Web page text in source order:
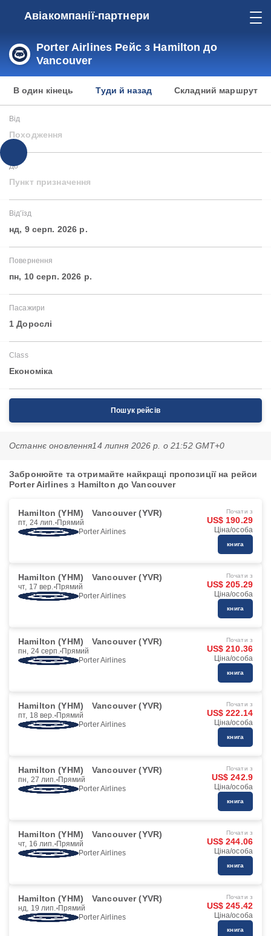
Авіакомпанії-партнери
Porter Airlines Рейс з Hamilton до
Vancouver
В один кінець Туди й назад Складний маршрут
Від
Походження
До
Пункт призначення
Від'їзд
нд, 9 серп. 2026 р.
Повернення
пн, 10 серп. 2026 р.
Пасажири
1 Дорослі
Class
Економіка
Пошук рейсів
Останнє оновлення14 липня 2026 р. о 21:52 GMT+0
Забронюйте та отримайте найкращі пропозиції на рейси
Porter Airlines з Hamilton до Vancouver
Hamilton (YHM) Vancouver (YVR)
пт, 24 лип. Прямий
Porter Airlines
Почати з
US$ 190.29
Ціна/особа
книга
Hamilton (YHM) Vancouver (YVR)
чт, 17 вер. Прямий
Porter Airlines
Почати з
US$ 205.29
Ціна/особа
книга
Hamilton (YHM) Vancouver (YVR)
пн, 24 серп. Прямий
Porter Airlines
Почати з
US$ 210.36
Ціна/особа
книга
Hamilton (YHM) Vancouver (YVR)
пт, 18 вер. Прямий
Porter Airlines
Почати з
US$ 222.14
Ціна/особа
книга
Hamilton (YHM) Vancouver (YVR)
пн, 27 лип. Прямий
Porter Airlines
Почати з
US$ 242.9
Ціна/особа
книга
Hamilton (YHM) Vancouver (YVR)
чт, 16 лип. Прямий
Porter Airlines
Почати з
US$ 244.06
Ціна/особа
книга
Hamilton (YHM) Vancouver (YVR)
нд, 19 лип. Прямий
Porter Airlines
Почати з
US$ 245.42
Ціна/особа
книга